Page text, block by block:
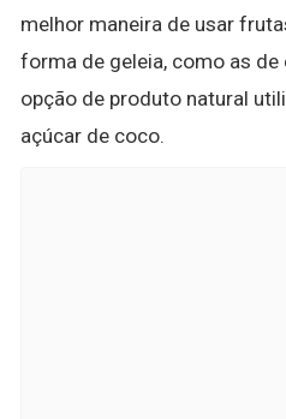
melhor maneira de usar
forma de geleia, como as
opção de produto natural
açúcar de coco.